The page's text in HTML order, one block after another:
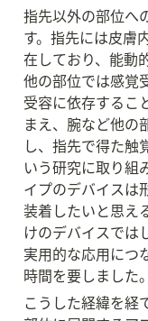
指先以外の部位へ
す。指先には皮膚
在しており、能動
他の部位では感覚
受容に依存するこ
まえ、腕など他の
し、指先で得た触
いう研究に取り組
イプのデバイスは
装着したいと思え
けのデバイスでは
実用的な応用につ
時間を要しました。
こうした経緯を経